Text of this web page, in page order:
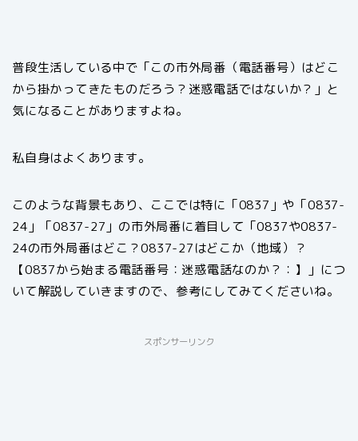
普段生活している中で「この市外局番（電話番号）はどこ
から掛かってきたものだろう？迷惑電話ではないか？」と
気になることがありますよね。
私自身はよくあります。
このような背景もあり、ここでは特に「0837」や「0837-
24」「0837-27」の市外局番に着目して「0837や0837-
24の市外局番はどこ？0837-27はどこか（地域）？
【0837から始まる電話番号：迷惑電話なのか？：】」につ
いて解説していきますので、参考にしてみてくださいね。
スポンサーリンク